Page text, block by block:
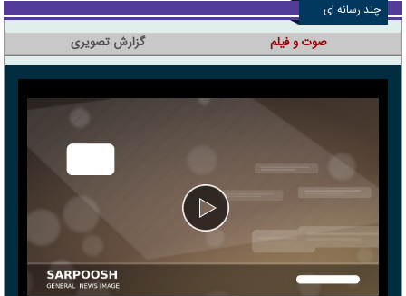
چند رسانه ای
صوت و فیلم گزارش تصویری